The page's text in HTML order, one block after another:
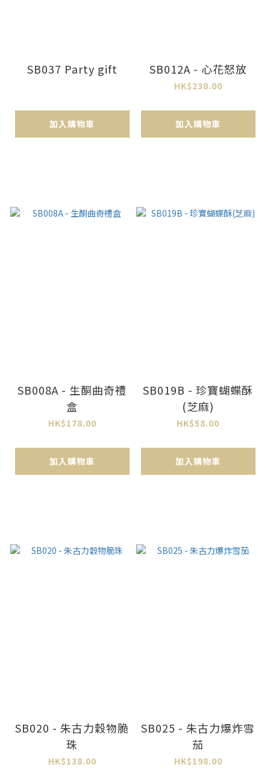
SB037 Party gift
加入購物車
SB012A - 心花怒放
HK$238.00
加入購物車
SB008A - 生酮曲奇禮
盒
HK$178.00
加入購物車
SB019B - 珍寶蝴蝶酥
(芝麻)
HK$58.00
加入購物車
SB020 - 朱古力穀物脆
珠
HK$138.00
SB025 - 朱古力爆炸雪
茄
HK$198.00